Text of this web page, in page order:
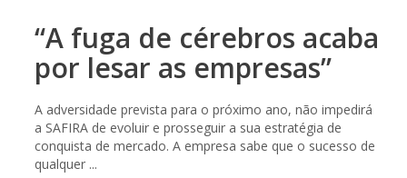
“A fuga de cérebros acaba
por lesar as empresas”
A adversidade prevista para o próximo ano, não impedirá
a SAFIRA de evoluir e prosseguir a sua estratégia de
conquista de mercado. A empresa sabe que o sucesso de
qualquer ...